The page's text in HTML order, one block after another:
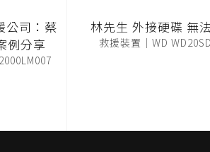
公司：蔡
例分享
林先生 外接硬碟 無
救援裝置｜WD